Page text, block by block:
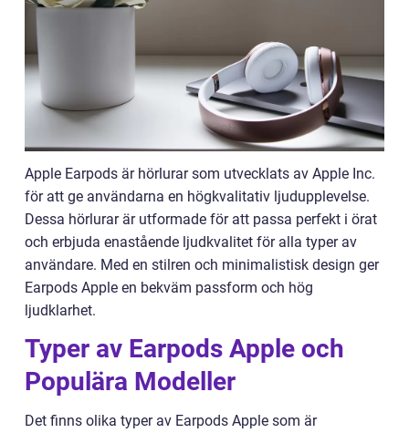
Apple Earpods är hörlurar som utvecklats av Apple Inc.
för att ge användarna en högkvalitativ ljudupplevelse.
Dessa hörlurar är utformade för att passa perfekt i örat
och erbjuda enastående ljudkvalitet för alla typer av
användare. Med en stilren och minimalistisk design ger
Earpods Apple en bekväm passform och hög
ljudklarhet.
Typer av Earpods Apple och
Populära Modeller
Det finns olika typer av Earpods Apple som är